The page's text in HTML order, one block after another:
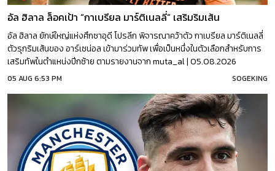
อัล ฮิลาล ล็อคเป้า “กาเบรียล มาร์ติเนลลี่” เสริมริมเส้น
อัล ฮิลาล ยักษ์ใหญ่แห่งศึกซาอุดี โปรลีก พิจารณาคว้าตัว กาเบรียล มาร์ติเนลลี่
ตัวรุกริมเส้นของ อาร์เซน่อล เข้ามาร่วมทัพ เพื่อเป็นหนึ่งในตัวเลือกสำหรับการ
เสริมทัพในตำแหน่งปีกซ้าย ตามรายงานจาก muta_al | 05.08.2026
05 AUG 6:53 PM SOGEKING